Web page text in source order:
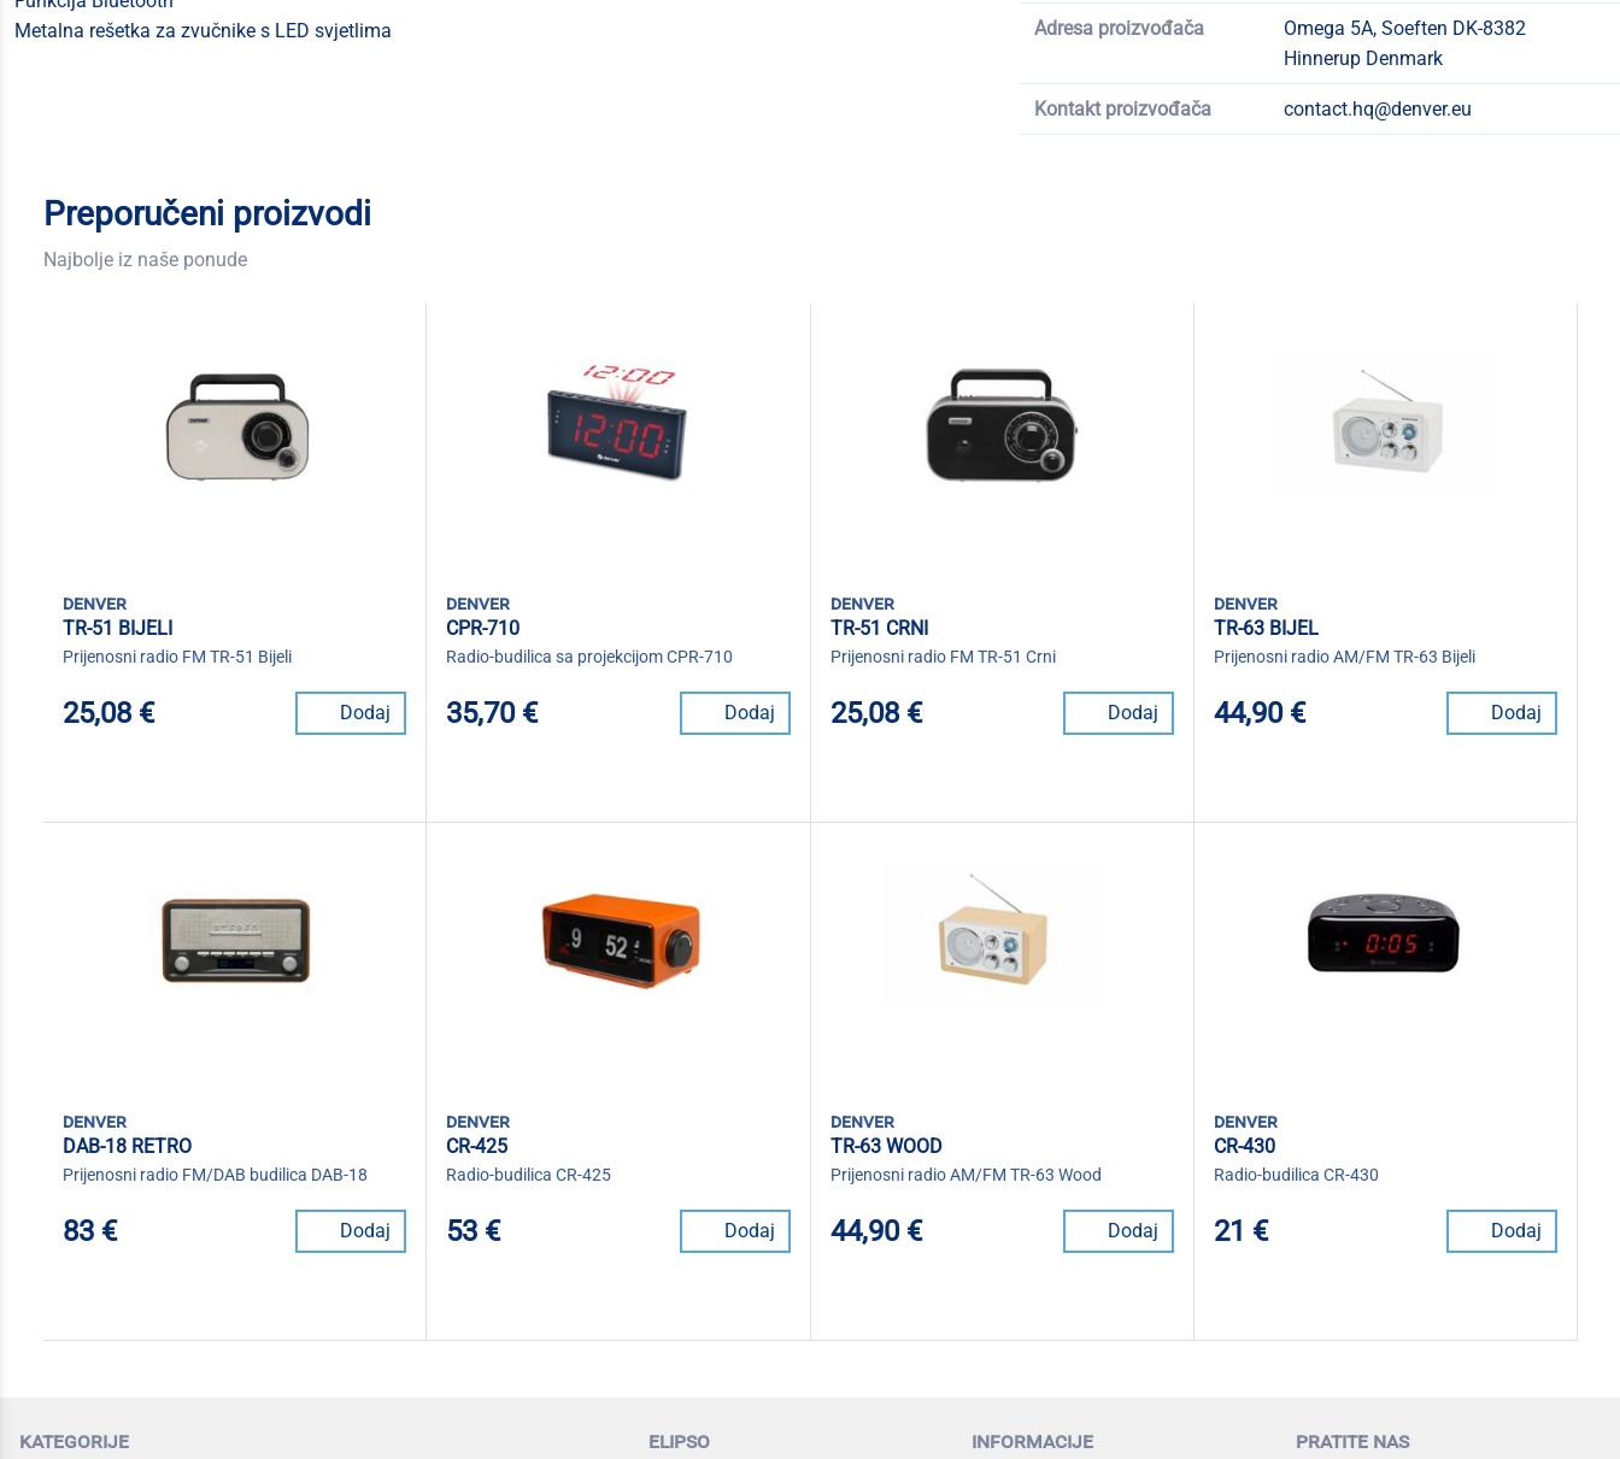
Adresa proizvođača
Omega 5A, Soeften DK-8382
Hinnerup Denmark
Kontakt proizvođača contact.hq@denver.eu
Metalna rešetka za zvučnike s LED svjetlima
Preporučeni proizvodi
Najbolje iz naše ponude
denver
TR-51 BIJELI
Prijenosni radio FM TR-51 Bijeli
25,08 € Dodaj
denver
CPR-710
Radio-budilica sa projekcijom CPR-710
35,70 € Dodaj
denver
TR-51 CRNI
Prijenosni radio FM TR-51 Crni
25,08 € Dodaj
denver
TR-63 BIJEL
Prijenosni radio AM/FM TR-63 Bijeli
44,90 € Dodaj
denver
DAB-18 RETRO
Prijenosni radio FM/DAB budilica DAB-18
83 € Dodaj
denver
CR-425
Radio-budilica CR-425
53 € Dodaj
denver
TR-63 WOOD
Prijenosni radio AM/FM TR-63 Wood
44,90 € Dodaj
denver
CR-430
Radio-budilica CR-430
21 € Dodaj
kategorije elipso informacije pratite nas